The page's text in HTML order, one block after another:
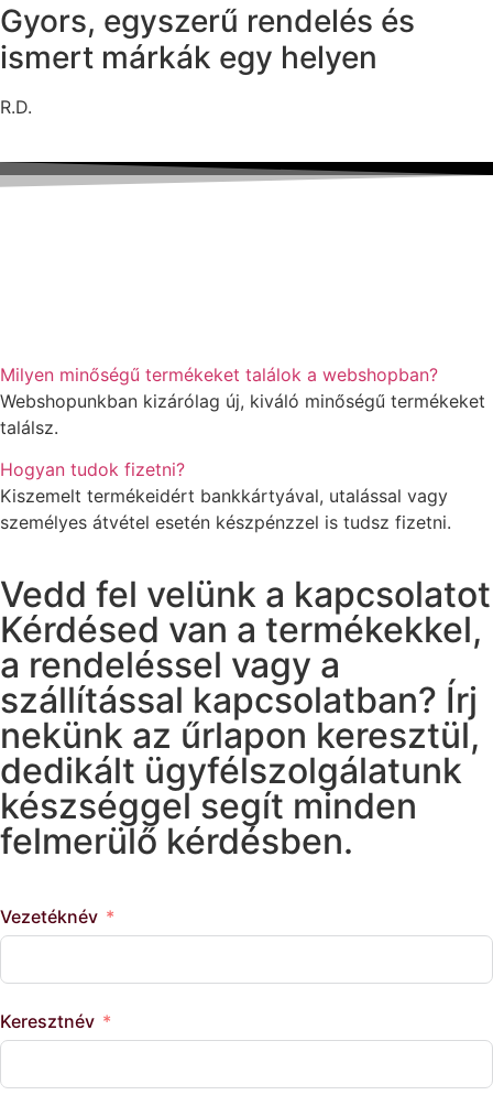
Gyors, egyszerű rendelés és
ismert márkák egy helyen
R.D.
Milyen minőségű termékeket találok a webshopban?
Webshopunkban kizárólag új, kiváló minőségű termékeket
találsz.
Hogyan tudok fizetni?
Kiszemelt termékeidért bankkártyával, utalással vagy
személyes átvétel esetén készpénzzel is tudsz fizetni.
Vedd fel velünk a kapcsolatot
Kérdésed van a termékekkel,
a rendeléssel vagy a
szállítással kapcsolatban? Írj
nekünk az űrlapon keresztül,
dedikált ügyfélszolgálatunk
készséggel segít minden
felmerülő kérdésben.
Vezetéknév
Keresztnév